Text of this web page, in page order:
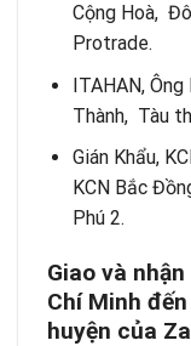
Cộng Hoà,
Protrade.
ITAHAN,
Thành, Tàu
Gián Khẩu,
KCN Bắc
Phú 2.
Giao và
Chí Minh
huyện của